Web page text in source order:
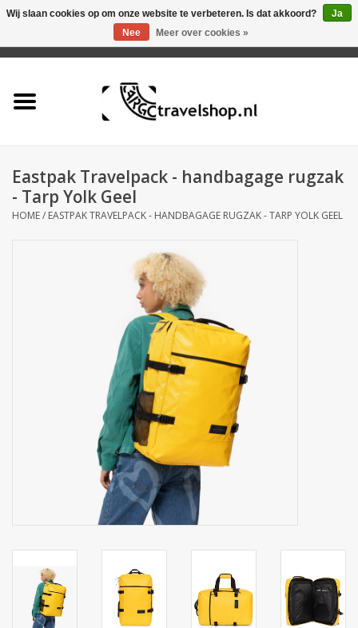
Tas
Rugtas
Secrid portemonnee
Eastpak Travelpack - handbagage rugzak
- Tarp Yolk Geel
HOME/ EASTPAK TRAVELPACK - HANDBAGAGE RUGZAK - TARP YOLK GEEL
Wij slaan cookies op om onze website te verbeteren. Is dat akkoord?
Ja
Nee
Meer over cookies »